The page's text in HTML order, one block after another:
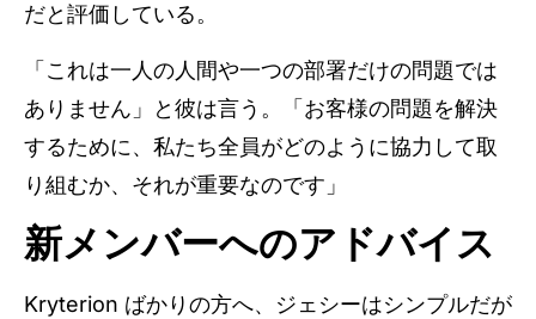
だと評価している。
「これは一人の人間や一つの部署だけの問題では
ありません」と彼は言う。「お客様の問題を解決
するために、私たち全員がどのように協力して取
り組むか、それが重要なのです」
新メンバーへのアドバイス
Kryterion ばかりの方へ、ジェシーはシンプルだが